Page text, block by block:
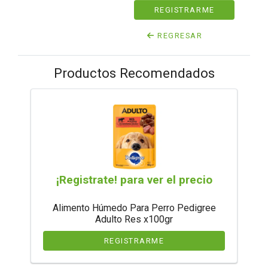
REGISTRARME
REGRESAR
Productos Recomendados
¡Registrate! para ver el precio
Alimento Húmedo Para Perro Pedigree
Adulto Res x100gr
REGISTRARME